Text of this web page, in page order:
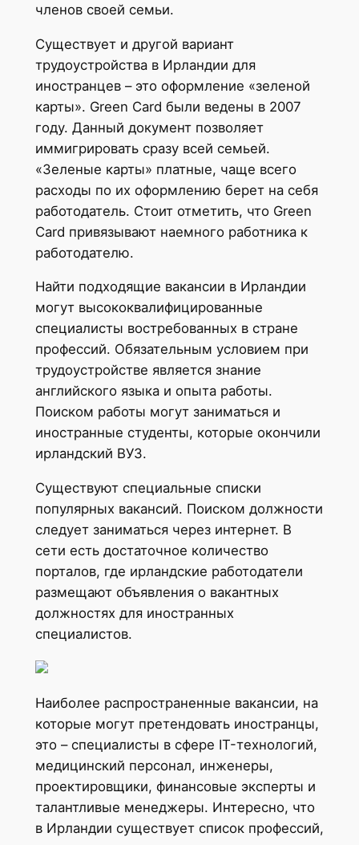
членов своей семьи.
Существует и другой вариант
трудоустройства в Ирландии для
иностранцев – это оформление «зеленой
карты». Green Card были ведены в 2007
году. Данный документ позволяет
иммигрировать сразу всей семьей.
«Зеленые карты» платные, чаще всего
расходы по их оформлению берет на себя
работодатель. Стоит отметить, что Green
Card привязывают наемного работника к
работодателю.
Найти подходящие вакансии в Ирландии
могут высококвалифицированные
специалисты востребованных в стране
профессий. Обязательным условием при
трудоустройстве является знание
английского языка и опыта работы.
Поиском работы могут заниматься и
иностранные студенты, которые окончили
ирландский ВУЗ.
Существуют специальные списки
популярных вакансий. Поиском должности
следует заниматься через интернет. В
сети есть достаточное количество
порталов, где ирландские работодатели
размещают объявления о вакантных
должностях для иностранных
специалистов.
Наиболее распространенные вакансии, на
которые могут претендовать иностранцы,
это – специалисты в сфере IT-технологий,
медицинский персонал, инженеры,
проектировщики, финансовые эксперты и
талантливые менеджеры. Интересно, что
в Ирландии существует список профессий,